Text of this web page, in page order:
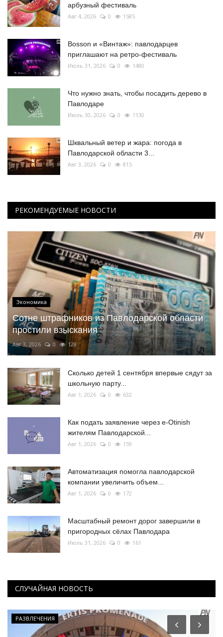
арбузный фестиваль
Авг 4, 2026 0 1585
Bosson и «Винтаж»: павлодарцев
приглашают на ретро-фестиваль
Июль 31, 2026 0 1480
Что нужно знать, чтобы посадить дерево в
Павлодаре
Июль 30, 2026 0 1130
Шквальный ветер и жара: погода в
Павлодарской области 3...
Авг 3, 2026 0 815
РЕКОМЕНДУЕМЫЕ НОВОСТИ
Экономика
Сотне штрафников из Павлодарской области
простили взыскания
Авг 3, 2026 0 128
Сколько детей 1 сентября впервые сядут за
школьную парту...
Авг 1, 2026 0 632
Как подать заявление через e-Otinish
жителям Павлодарской...
Авг 1, 2026 0 159
Автоматизация помогла павлодарской
компании увеличить объем...
Авг 1, 2026 0 172
Масштабный ремонт дорог завершили в
пригородных сёлах Павлодара
Июль 31, 2026 0 161
СЛУЧАЙНАЯ НОВОСТЬ
РАЗВЛЕЧЕНИЯ